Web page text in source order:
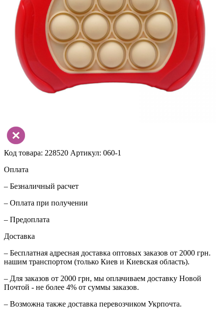
Код товара: 228520 Артикул: 060-1
Оплата
– Безналичный расчет
– Оплата при получении
– Предоплата
Доставка
– Бесплатная адресная доставка оптовых заказов от 2000 грн.
нашим транспортом (только Киев и Киевская область).
– Для заказов от 2000 грн, мы оплачиваем доставку Новой
Почтой - не более 4% от суммы заказов.
– Возможна также доставка перевозчиком Укрпочта.